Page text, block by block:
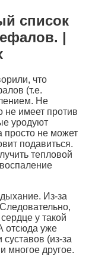
список
|
что
(т.е.
Не
не имеет против
уродуют
просто не может
подавиться.
тепловой
Из-за
у такой
отсюда уже
(из-за
многое другое.